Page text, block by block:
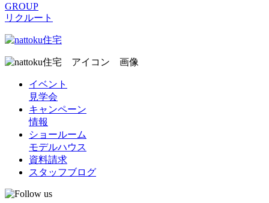
GROUP
リクルート
イベント
見学会
キャンペーン
情報
ショールーム
モデルハウス
資料請求
スタッフブログ